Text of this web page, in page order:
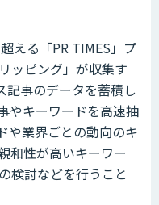
える「PR TIMES」プ
ッピング」が収集す
記事のデータを蓄積し
やキーワードを高速抽
や業界ごとの動向のキ
和性が高いキーワー
検討などを行うこと